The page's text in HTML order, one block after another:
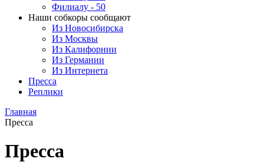
Филиалу - 50
Наши собкоры сообщают
Из Новосибирска
Из Москвы
Из Калифорнии
Из Германии
Из Интернета
Пресса
Реплики
Главная
Пресса
Пресса